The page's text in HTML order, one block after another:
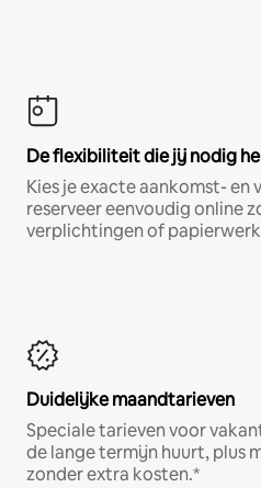
De flexibiliteit die jij nodig
Kies je exacte aankomst- en
reserveer eenvoudig online
verplichtingen of
Duidelijke maandtarieven
Speciale tarieven voor
de lange termijn huurt, plus
zonder extra kosten.*